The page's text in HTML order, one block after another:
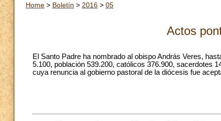
Home > Boletín > 2016 > 05
Actos
El Santo Padre ha nombrado al obispo András Veres,
5.100, población 539.200, católicos 376.900, sacerdotes
cuya renuncia al gobierno pastoral de la diócesis fue